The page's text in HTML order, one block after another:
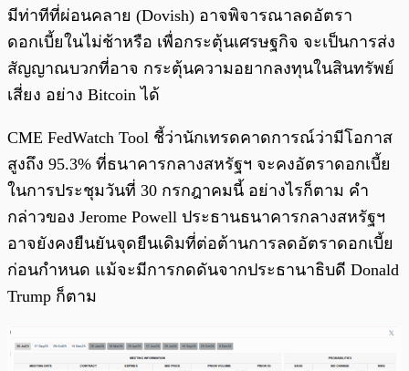
มีท่าทีที่ผ่อนคลาย (Dovish) อาจพิจารณาลดอัตรา
ดอกเบี้ยในไม่ช้าหรือ เพื่อกระตุ้นเศรษฐกิจ จะเป็นการส่ง
สัญญาณบวกที่อาจ กระตุ้นความอยากลงทุนในสินทรัพย์
เสี่ยง อย่าง Bitcoin ได้
CME FedWatch Tool ชี้ว่านักเทรดคาดการณ์ว่ามีโอกาส
สูงถึง 95.3% ที่ธนาคารกลางสหรัฐฯ จะคงอัตราดอกเบี้ย
ในการประชุมวันที่ 30 กรกฎาคมนี้ อย่างไรก็ตาม คำ
กล่าวของ Jerome Powell ประธานธนาคารกลางสหรัฐฯ
อาจยังคงยืนยันจุดยืนเดิมที่ต่อต้านการลดอัตราดอกเบี้ย
ก่อนกำหนด แม้จะมีการกดดันจากประธานาธิบดี Donald
Trump ก็ตาม